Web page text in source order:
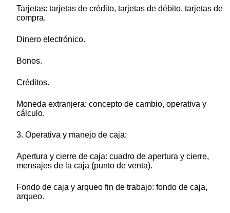
Tarjetas: tarjetas de crédito, tarjetas de débito, tarjetas de
compra.
Dinero electrónico.
Bonos.
Créditos.
Moneda extranjera: concepto de cambio, operativa y
cálculo.
3. Operativa y manejo de caja:
Apertura y cierre de caja: cuadro de apertura y cierre,
mensajes de la caja (punto de venta).
Fondo de caja y arqueo fin de trabajo: fondo de caja,
arqueo.